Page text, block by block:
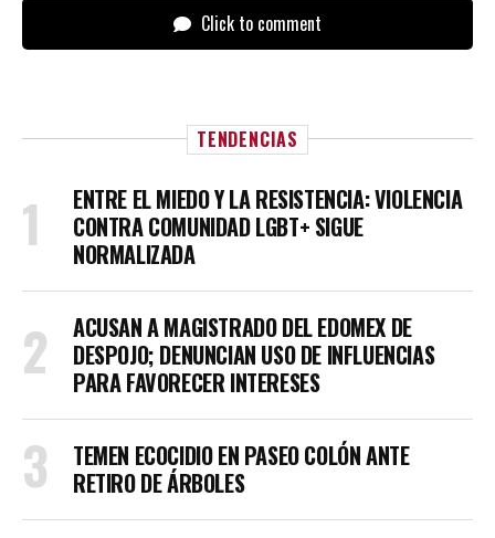
Click to comment
TENDENCIAS
ENTRE EL MIEDO Y LA RESISTENCIA: VIOLENCIA
CONTRA COMUNIDAD LGBT+ SIGUE
NORMALIZADA
ACUSAN A MAGISTRADO DEL EDOMEX DE
DESPOJO; DENUNCIAN USO DE INFLUENCIAS
PARA FAVORECER INTERESES
TEMEN ECOCIDIO EN PASEO COLÓN ANTE
RETIRO DE ÁRBOLES